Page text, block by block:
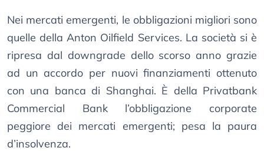
Nei mercati emergenti, le obbligazioni migliori sono
quelle della Anton Oilfield Services. La società si è
ripresa dal downgrade dello scorso anno grazie
ad un accordo per nuovi finanziamenti ottenuto
con una banca di Shanghai. È della Privatbank
Commercial Bank l’obbligazione corporate
peggiore dei mercati emergenti; pesa la paura
d’insolvenza.